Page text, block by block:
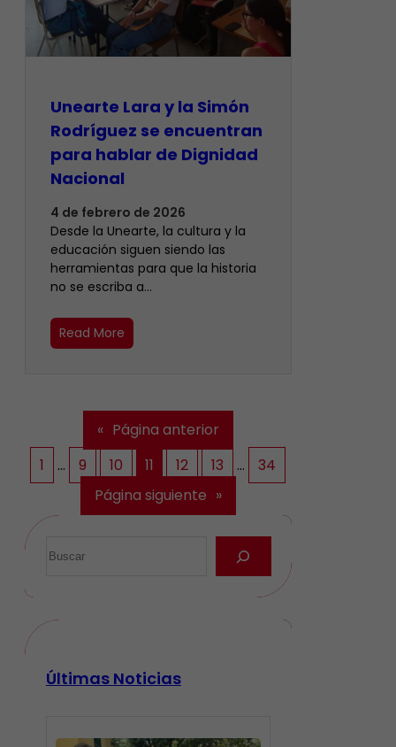
Unearte Lara y la Simón
Rodríguez se encuentran
para hablar de Dignidad
Nacional
4 de febrero de 2026
Desde la Unearte, la cultura y la
educación siguen siendo las
herramientas para que la historia
no se escriba a…
Read More
« Página anterior
1
… 9 10 11 12 13 …
34
Página siguiente »
Últimas Noticias